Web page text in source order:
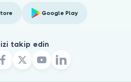
Google Play
takip edin